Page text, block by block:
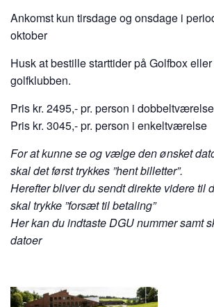
Ankomst kun tirsdage og onsdage i
oktober
Husk at bestille starttider på Golfbox
golfklubben.
Pris kr. 2495,- pr. person i dobbeltværelse
Pris kr. 3045,- pr. person i enkeltværelse
For at kunne se og vælge den ønsket
skal det først trykkes ”hent billetter”.
Herefter bliver du sendt direkte videre til
skal trykke ”forsæt til betaling”
Her kan du indtaste DGU nummer samt
datoer